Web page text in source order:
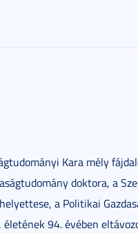
Kara mély
doktora, a
a Politikai
94. évében